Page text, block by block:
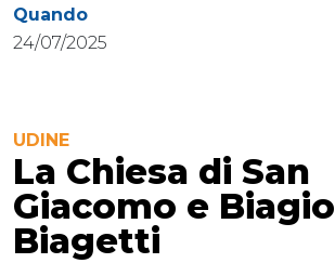
Quando
24/07/2025
UDINE
La Chiesa di San
Giacomo e Biagio
Biagetti